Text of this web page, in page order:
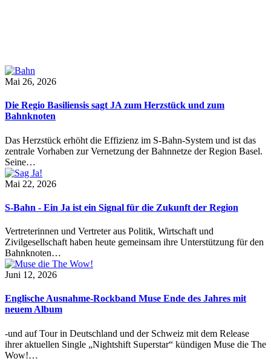
Mai 26, 2026
Die Regio Basiliensis sagt JA zum Herzstück und zum
Bahnknoten
Das Herzstück erhöht die Effizienz im S-Bahn-System und ist das
zentrale Vorhaben zur Vernetzung der Bahnnetze der Region Basel.
Seine…
Mai 22, 2026
S-Bahn - Ein Ja ist ein Signal für die Zukunft der Region
Vertreterinnen und Vertreter aus Politik, Wirtschaft und
Zivilgesellschaft haben heute gemeinsam ihre Unterstützung für den
Bahnknoten…
Juni 12, 2026
Englische Ausnahme-Rockband Muse Ende des Jahres mit
neuem Album
-und auf Tour in Deutschland und der Schweiz mit dem Release
ihrer aktuellen Single „Nightshift Superstar“ kündigen Muse die The
Wow!…